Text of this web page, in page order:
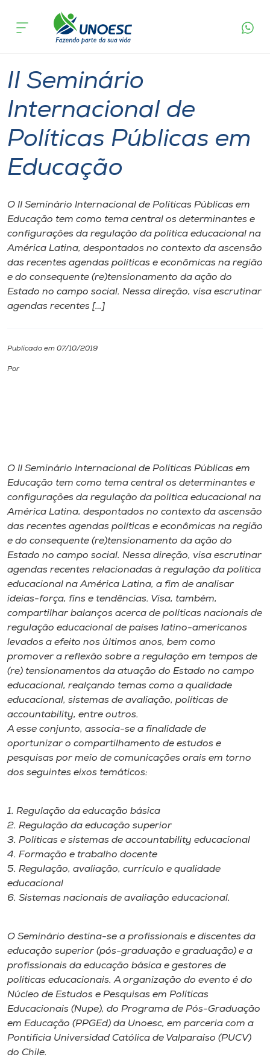
Cursos
Pesquisa
Atendimento ao Estudante
Portal de Ensino
A
Unoesc
Internacionalização
I.nova
Cultura
Rádio
Museu
Unoesc
Store
Selecione
o idioma
A+
A-
acontece
II Seminário
Internacional de
Políticas Públicas em
Educação
O II Seminário Internacional de Políticas Públicas em
Educação tem como tema central os determinantes e
configurações da regulação da política educacional na
América Latina, despontados no contexto da ascensão
das recentes agendas políticas e econômicas na região
e do consequente (re)tensionamento da ação do
Estado no campo social. Nessa direção, visa escrutinar
agendas recentes […]
Publicado em 07/10/2019
Por
O II Seminário Internacional de Políticas Públicas em
Educação tem como tema central os determinantes e
configurações da regulação da política educacional na
América Latina, despontados no contexto da ascensão
das recentes agendas políticas e econômicas na região
e do consequente (re)tensionamento da ação do
Estado no campo social. Nessa direção, visa escrutinar
agendas recentes relacionadas à regulação da política
educacional na América Latina, a fim de analisar
ideias-força, fins e tendências. Visa, também,
compartilhar balanços acerca de políticas nacionais de
regulação educacional de países latino-americanos
levados a efeito nos últimos anos, bem como
promover a reflexão sobre a regulação em tempos de
(re) tensionamentos da atuação do Estado no campo
educacional, realçando temas como a qualidade
educacional, sistemas de avaliação, políticas de
accountability, entre outros.
A esse conjunto, associa-se a finalidade de
oportunizar o compartilhamento de estudos e
pesquisas por meio de comunicações orais em torno
dos seguintes eixos temáticos:
1. Regulação da educação básica
2. Regulação da educação superior
3. Políticas e sistemas de accountability educacional
4. Formação e trabalho docente
5. Regulação, avaliação, currículo e qualidade
educacional
6. Sistemas nacionais de avaliação educacional.
O Seminário destina-se a profissionais e discentes da
educação superior (pós-graduação e graduação) e a
profissionais da educação básica e gestores de
políticas educacionais. A organização do evento é do
Núcleo de Estudos e Pesquisas em Políticas
Educacionais (Nupe), do Programa de Pós-Graduação
em Educação (PPGEd) da Unoesc, em parceria com a
Pontificia Universidad Católica de Valparaíso (PUCV)
do Chile.